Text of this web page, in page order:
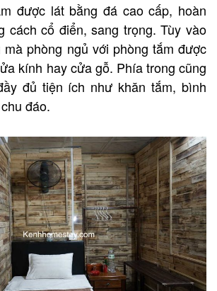
được lát bằng đá cao cấp, hoàn
cách cổ điển, sang trọng. Tùy vào
phòng ngủ với phòng tắm được
kính hay cửa gỗ. Phía trong cũng
đủ tiện ích như khăn tắm, bình
đáo.